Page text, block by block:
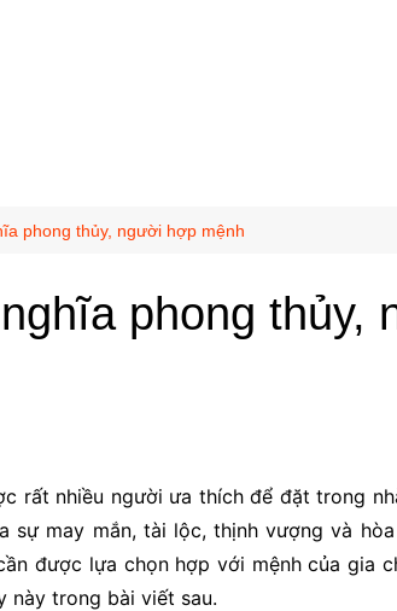
phong thủy, người hợp mệnh
phong thủy,
rất nhiều người ưa thích để đặt trong
sự may mắn, tài lộc, thịnh vượng và
được lựa chọn hợp với mệnh của gia
này trong bài viết sau.